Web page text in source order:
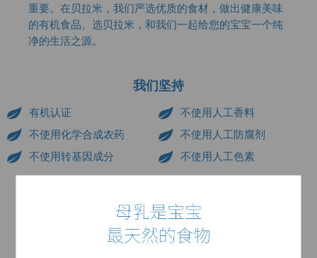
重要。在贝拉米，我们严选优质的食材，做出健康美味
的有机食品。选贝拉米，和我们一起给您的宝宝一个纯
净的生活之源。
我们坚持
有机认证
不使用人工香料
不使用化学合成农药
不使用人工防腐剂
不使用转基因成分
不使用人工色素
为什么选择贝拉米